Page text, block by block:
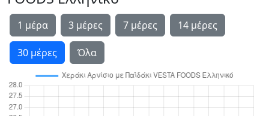
1 μέρα 3 μέρες 7 μέρες 14 μέρες
30 μέρες Όλα